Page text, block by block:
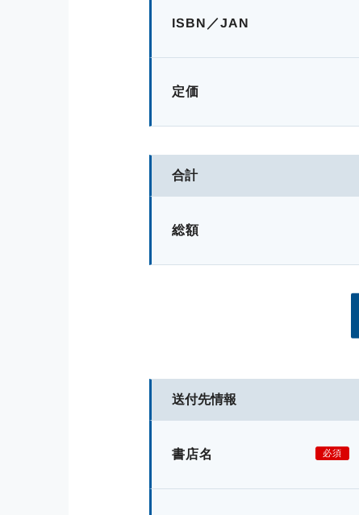
ISBN／JAN
定価
合計
総額
送付先情報
書店名 必須